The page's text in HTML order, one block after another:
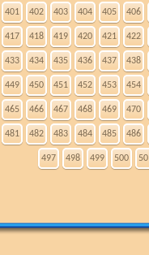
401 402 403 404 405 406
417 418 419 420 421 422
433 434 435 436 437 438
449 450 451 452 453 454
465 466 467 468 469 470
481 482 483 484 485 486
497 498 499 500